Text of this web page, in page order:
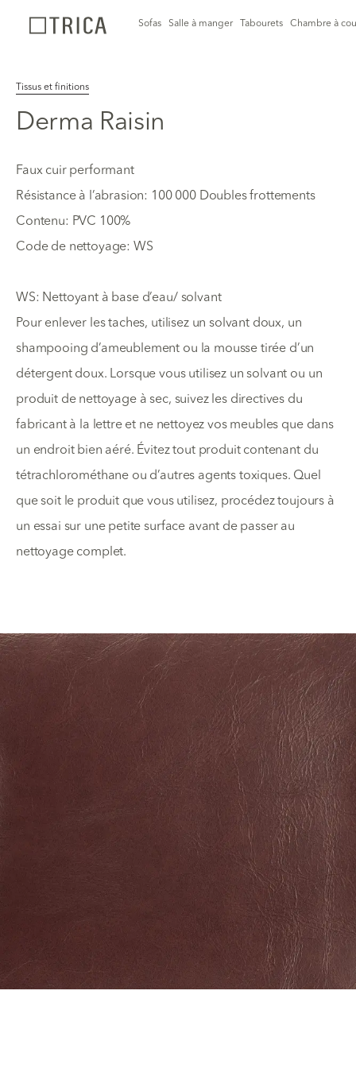
Sofas Salle à manger Tabourets Chambre à
Tissus et finitions
Derma Raisin
Faux cuir performant
Résistance à l’abrasion: 100 000 Doubles frottements
Contenu: PVC 100%
Code de nettoyage: WS
WS: Nettoyant à base d’eau/ solvant
Pour enlever les taches, utilisez un solvant doux, un
shampooing d’ameublement ou la mousse tirée d’un
détergent doux. Lorsque vous utilisez un solvant ou un
produit de nettoyage à sec, suivez les directives du
fabricant à la lettre et ne nettoyez vos meubles que dans
un endroit bien aéré. Évitez tout produit contenant du
tétrachlorométhane ou d’autres agents toxiques. Quel
que soit le produit que vous utilisez, procédez toujours à
un essai sur une petite surface avant de passer au
nettoyage complet.